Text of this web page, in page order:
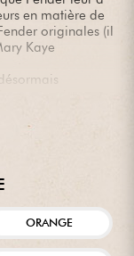
en matière de
originales (il
Kaye
ORANGE